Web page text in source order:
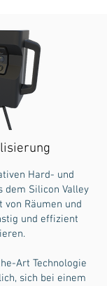
Hard- und
dem Silicon Valley
Räumen und
und effizient
Art Technologie
sich bei einem